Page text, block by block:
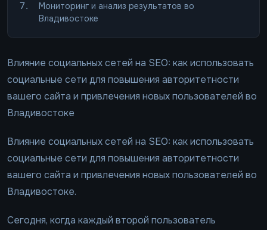
Мониторинг и анализ результатов во
Владивостоке
Влияние социальных сетей на SEO: как использовать
социальные сети для повышения авторитетности
вашего сайта и привлечения новых пользователей во
Владивостоке
Влияние социальных сетей на SEO: как использовать
социальные сети для повышения авторитетности
вашего сайта и привлечения новых пользователей во
Владивостоке.
Сегодня, когда каждый второй пользователь